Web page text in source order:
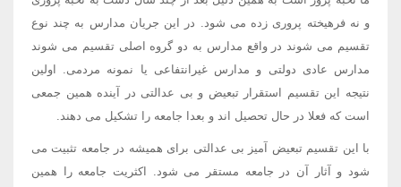
و نه فرهیخته پروری زده می شود. در این جریان مدارس به چند نوع
تقسیم می شوند در واقع مدارس به دو گروه اصلی تقسیم می شوند
مدارس عادی دولتی و مدارس غیرانتفاعی یا نمونه مردمی. اولین
نتیجه این تقسیم استقرار تبعیض و بی عدالتی در آینده همین جمعی
است که فعلا در حال تحصیل اند و بعدا جامعه را تشکیل می دهند.
با این تقسیم تبعیض آمیز بی عدالتی برای همیشه در جامعه تثبیت می
شود و آثار آن در جامعه مستقر می شود. اکثریت جامعه را همین